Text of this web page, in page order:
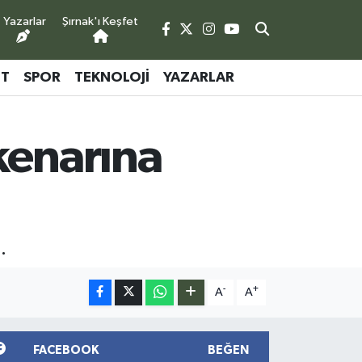
Yazarlar Şırnak'ı Keşfet
SPOR TEKNOLOJI YAZARLAR
A- A+
FACEBOOK BEĞEN